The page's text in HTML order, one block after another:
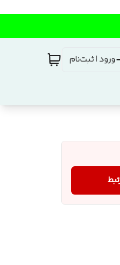
ورود | ثبت‌نام